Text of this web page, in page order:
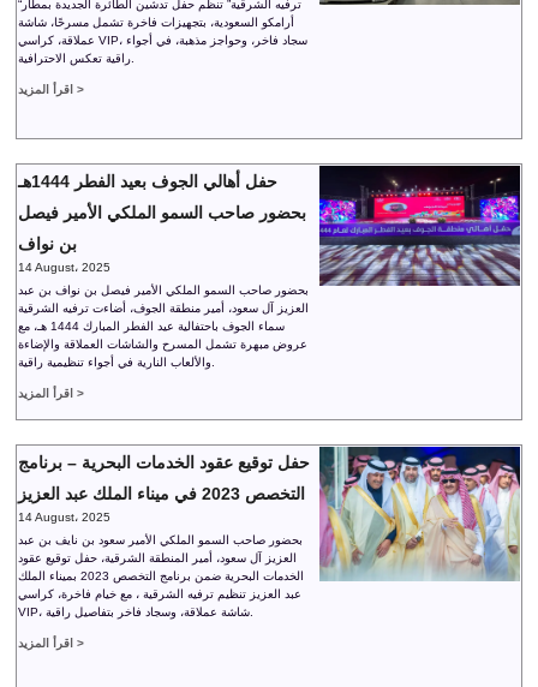
“ترفيه الشرقية” تنظم حفل تدشين الطائرة الجديدة بمطار
أرامكو السعودية، بتجهيزات فاخرة تشمل مسرحًا، شاشة
عملاقة، كراسي VIP، سجاد فاخر، وحواجز مذهبة، في أجواء
اقرأ المزيد >
حفل أهالي الجوف بعيد الفطر 1444هـ
بحضور صاحب السمو الملكي الأمير فيصل
بن نواف
14 August، 2025
بحضور صاحب السمو الملكي الأمير فيصل بن نواف بن عبد
العزيز آل سعود، أمير منطقة الجوف، أضاءت ترفيه الشرقية
سماء الجوف باحتفالية عيد الفطر المبارك 1444 هـ، مع
عروض مبهرة تشمل المسرح والشاشات العملاقة والإضاءة
اقرأ المزيد >
حفل توقيع عقود الخدمات البحرية – برنامج
التخصص 2023 في ميناء الملك عبد العزيز
14 August، 2025
بحضور صاحب السمو الملكي الأمير سعود بن نايف بن عبد
العزيز آل سعود، أمير المنطقة الشرقية، حفل توقيع عقود
الخدمات البحرية ضمن برنامج التخصص 2023 بميناء الملك
عبد العزيز تنظيم ترفيه الشرقية ، مع خيام فاخرة، كراسي
VIP، شاشة عملاقة، وسجاد فاخر بتفاصيل راقية.
اقرأ المزيد >